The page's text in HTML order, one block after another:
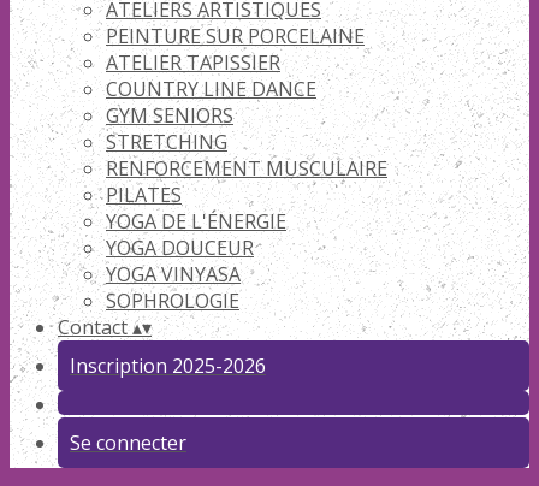
ATELIERS ARTISTIQUES
PEINTURE SUR PORCELAINE
ATELIER TAPISSIER
COUNTRY LINE DANCE
GYM SENIORS
STRETCHING
RENFORCEMENT MUSCULAIRE
PILATES
YOGA DE L'ÉNERGIE
YOGA DOUCEUR
YOGA VINYASA
SOPHROLOGIE
Contact▴▾
Inscription 2025-2026
Se connecter